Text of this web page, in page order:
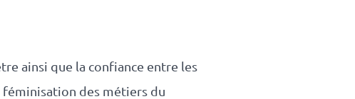
ainsi que la confiance entre les
féminisation des métiers du